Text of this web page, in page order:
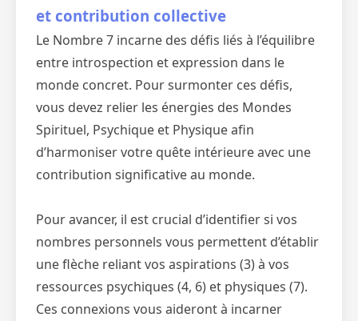
et contribution collective
Le Nombre 7 incarne des défis liés à l’équilibre
entre introspection et expression dans le
monde concret. Pour surmonter ces défis,
vous devez relier les énergies des Mondes
Spirituel, Psychique et Physique afin
d’harmoniser votre quête intérieure avec une
contribution significative au monde.
Pour avancer, il est crucial d’identifier si vos
nombres personnels vous permettent d’établir
une flèche reliant vos aspirations (3) à vos
ressources psychiques (4, 6) et physiques (7).
Ces connexions vous aideront à incarner